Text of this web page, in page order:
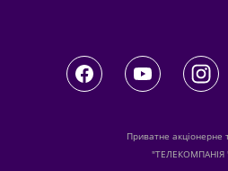
Приватне акціонерне
"ТЕЛЕКОМПАНІЯ